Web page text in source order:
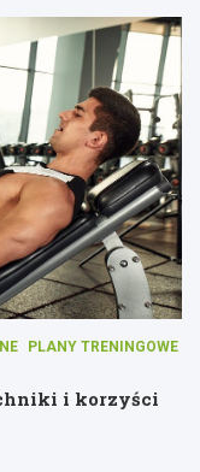
PLANY TRENINGOWE
i korzyści